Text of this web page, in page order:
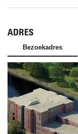
ADRES
Bezoekadres